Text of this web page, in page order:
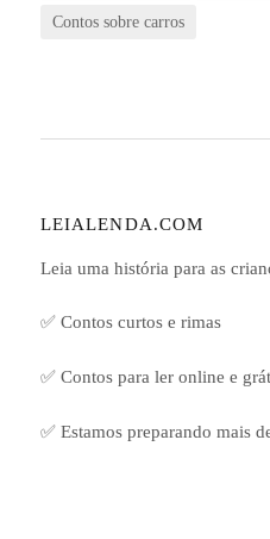
Contos sobre carros
LEIALENDA.COM
Leia uma história para as
✅ Contos curtos e rimas
✅ Contos para ler online e
✅ Estamos preparando mais